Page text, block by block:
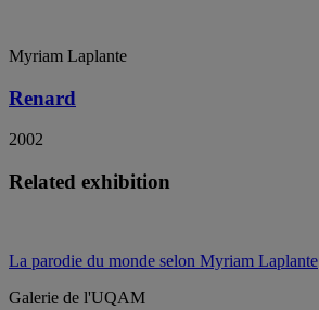
Myriam Laplante
Renard
2002
Related exhibition
La parodie du monde selon Myriam Laplante
Galerie de l'UQAM